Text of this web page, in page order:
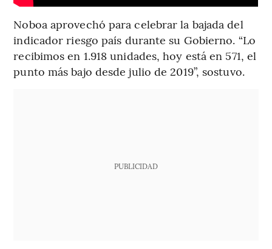
Noboa aprovechó para celebrar la bajada del
indicador riesgo país durante su Gobierno. “Lo
recibimos en 1.918 unidades, hoy está en 571, el
punto más bajo desde julio de 2019”, sostuvo.
PUBLICIDAD